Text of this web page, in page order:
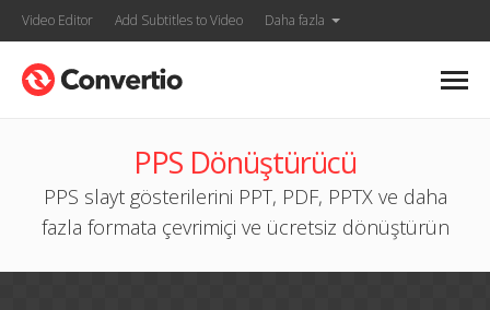
Video Editor Add Subtitles to Video Daha fazla
PPS Dönüştürücü
PPS slayt gösterilerini PPT, PDF, PPTX ve daha
fazla formata çevrimiçi ve ücretsiz dönüştürün